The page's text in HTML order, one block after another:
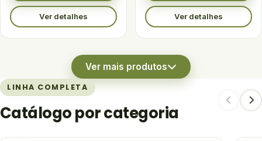
Ver detalhes Ver detalhes
Ver mais produtos
LINHA COMPLETA
Catálogo por categoria